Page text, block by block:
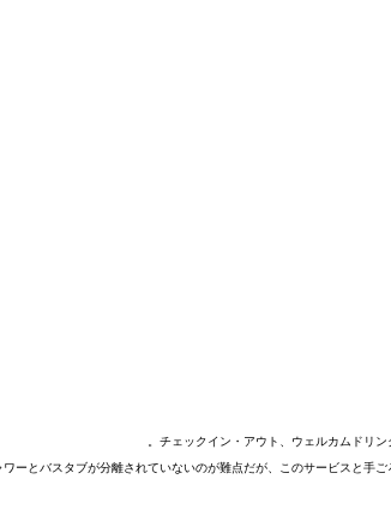
チェックイン・アウト、ウェルカムドリ
ーとバスタブが分離されていないのが難点だが、このサービスと手